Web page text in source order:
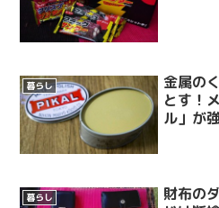
暮らし
金属の
とす！
ル」が
暮らし
財布の